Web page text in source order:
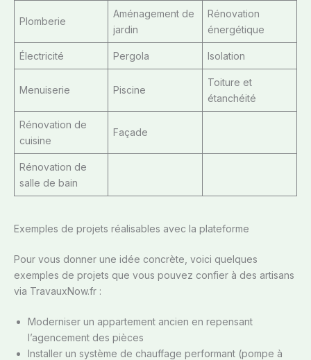
Plomberie
Aménagement de
jardin
Rénovation
énergétique
Électricité Pergola Isolation
Menuiserie Piscine
Toiture et
étanchéité
Rénovation de
cuisine
Façade
Rénovation de
salle de bain
Exemples de projets réalisables avec la plateforme
Pour vous donner une idée concrète, voici quelques
exemples de projets que vous pouvez confier à des artisans
via TravauxNow.fr :
Moderniser un appartement ancien en repensant
l’agencement des pièces
Installer un système de chauffage performant (pompe à